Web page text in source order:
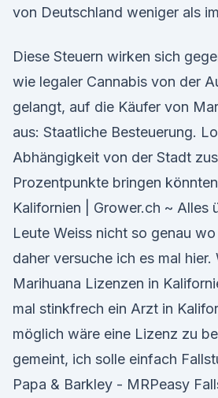
von Deutschland weniger als
Diese Steuern wirken sich
wie legaler Cannabis von der
gelangt, auf die Käufer von
aus: Staatliche Besteuerung.
Abhängigkeit von der Stadt
Prozentpunkte bringen
Kalifornien | Grower.ch ~ Alles
Leute Weiss nicht so genau
daher versuche ich es mal
Marihuana Lizenzen in
mal stinkfrech ein Arzt in
möglich wäre eine Lizenz zu
gemeint, ich solle einfach
Papa & Barkley - MRPeasy